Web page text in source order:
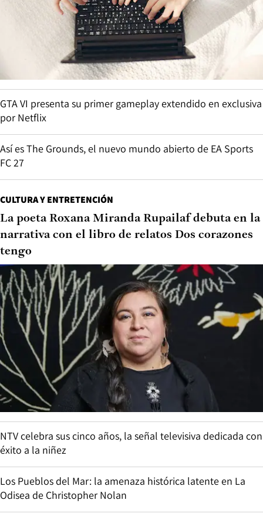
GTA VI presenta su primer gameplay extendido en exclusiva
por Netflix
Así es The Grounds, el nuevo mundo abierto de EA Sports
FC 27
CULTURA Y ENTRETENCIÓN
La poeta Roxana Miranda Rupailaf debuta en la
narrativa con el libro de relatos Dos corazones
tengo
NTV celebra sus cinco años, la señal televisiva dedicada con
éxito a la niñez
Los Pueblos del Mar: la amenaza histórica latente en La
Odisea de Christopher Nolan